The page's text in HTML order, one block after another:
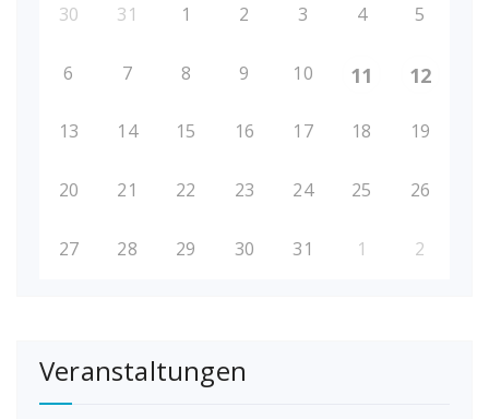
30 31 1 2 3 4 5
6 7 8 9 10 11 12
13 14 15 16 17 18 19
20 21 22 23 24 25 26
27 28 29 30 31 1 2
Veranstaltungen